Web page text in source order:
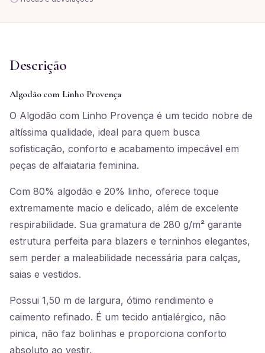
Descrição
Algodão com Linho Provença
O Algodão com Linho Provença é um tecido nobre de
altíssima qualidade, ideal para quem busca
sofisticação, conforto e acabamento impecável em
peças de alfaiataria feminina.
Com 80% algodão e 20% linho, oferece toque
extremamente macio e delicado, além de excelente
respirabilidade. Sua gramatura de 280 g/m² garante
estrutura perfeita para blazers e terninhos elegantes,
sem perder a maleabilidade necessária para calças,
saias e vestidos.
Possui 1,50 m de largura, ótimo rendimento e
caimento refinado. É um tecido antialérgico, não
pinica, não faz bolinhas e proporciona conforto
absoluto ao vestir.